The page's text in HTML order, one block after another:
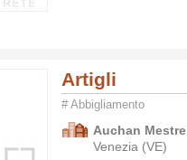
Artigli
# Abbigliamento
Auchan Mestre
Venezia (VE)